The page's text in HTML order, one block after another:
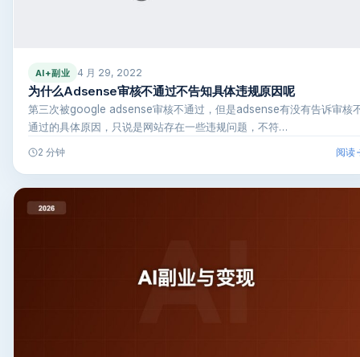
AI+副业 4 月 29, 2022
为什么Adsense审核不通过不告知具体违规原因呢
第三次被google adsense审核不通过，但是adsense有没有告诉审核
通过的具体原因，只说是网站存在一些违规问题，不符…
2 分钟 阅读